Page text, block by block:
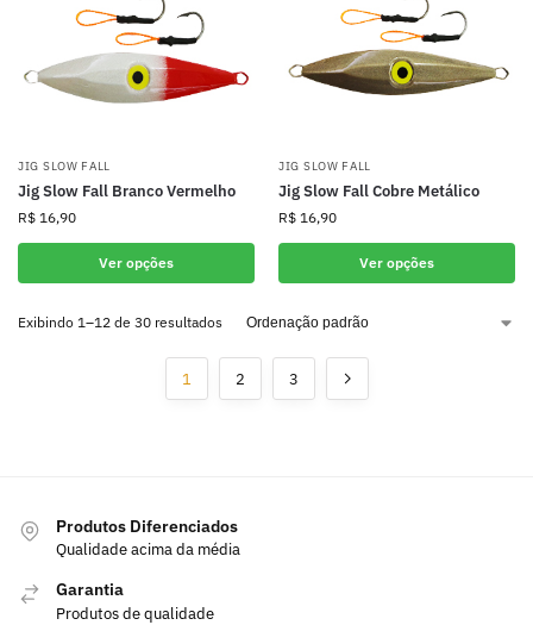
JIG SLOW FALL
Jig Slow Fall Branco Vermelho
R$ 16,90
Ver opções
JIG SLOW FALL
Jig Slow Fall Cobre Metálico
R$ 16,90
Ver opções
Exibindo 1–12 de 30 resultados
1 2 3
Produtos Diferenciados
Qualidade acima da média
Garantia
Produtos de qualidade